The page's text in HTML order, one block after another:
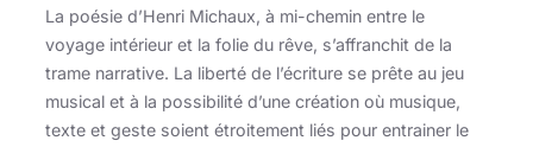
La poésie d’Henri Michaux, à mi-chemin entre le
voyage intérieur et la folie du rêve, s’affranchit de la
trame narrative. La liberté de l’écriture se prête au jeu
musical et à la possibilité d’une création où musique,
texte et geste soient étroitement liés pour entrainer le